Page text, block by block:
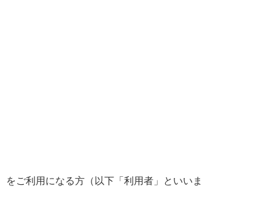
ご利用になる方（以下「利用者」といいま